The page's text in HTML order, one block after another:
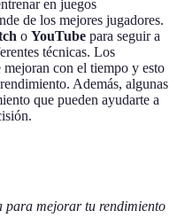
en juegos
de los mejores jugadores.
o YouTube para seguir a
técnicas. Los
con el tiempo y esto
Además, algunas
que pueden ayudarte a
para mejorar tu rendimiento